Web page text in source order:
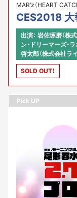
MAR’z（HEART
Connected Home
CES2018 大
出演： 岩佐琢磨（
ン・ドリーマーズ・
啓太郎（株式会社
藤畝 健司（フジウ
ドソリューション
ロダクトソリュー
本部 ゼネラル・デ
取締役社長） 小田嶋
ス、ファシリテー
& 河原あず from 東
SOLD OUT！
Pick UP